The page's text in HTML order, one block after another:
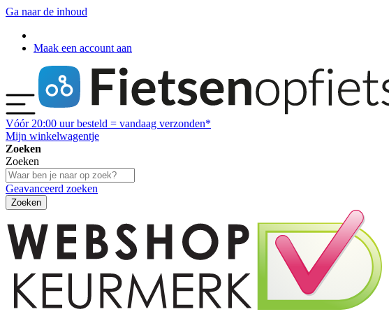
Ga naar de inhoud
Maak een account aan
Vóór 20:00 uur besteld = vandaag verzonden*
Mijn winkelwagentje
Zoeken
Zoeken
Geavanceerd zoeken
Zoeken